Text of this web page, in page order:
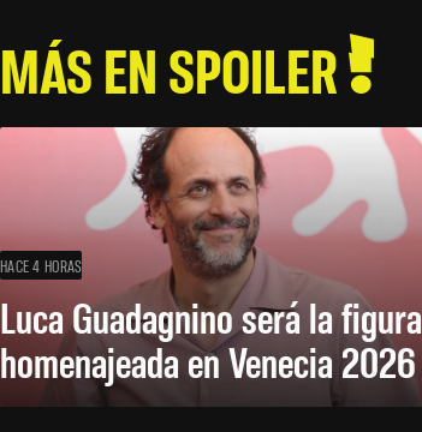
MÁS EN SPOILER
HACE 4 HORAS
Luca Guadagnino será la figura
homenajeada en Venecia 2026